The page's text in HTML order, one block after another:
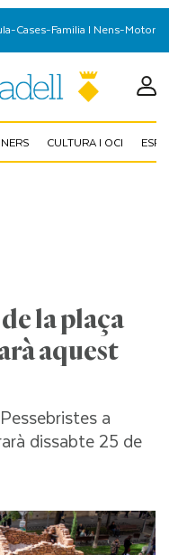
-Cases-Familia I Nens-Motor
CULTURA I OCI
la plaça
aquest
a
dissabte 25 de